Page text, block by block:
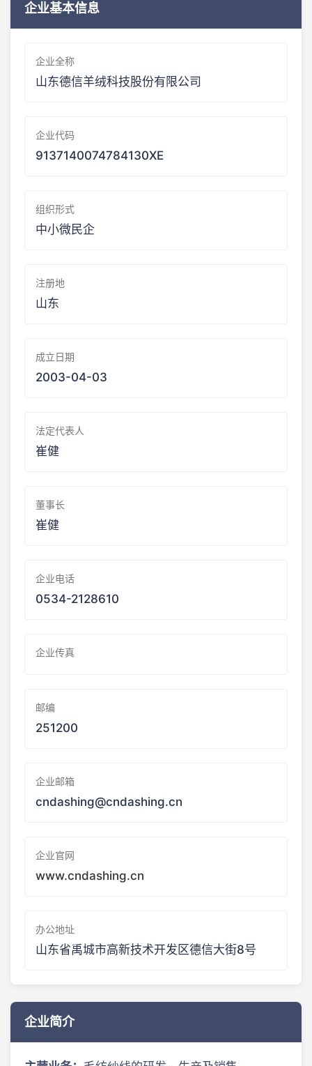
企业基本信息
企业全称
山东德信羊绒科技股份有限公司
企业代码
9137140074784130XE
组织形式
中小微民企
注册地
山东
成立日期
2003-04-03
法定代表人
崔健
董事长
崔健
企业电话
0534-2128610
企业传真
邮编
251200
企业邮箱
cndashing@cndashing.cn
企业官网
www.cndashing.cn
办公地址
山东省禹城市高新技术开发区德信大街8号
企业简介